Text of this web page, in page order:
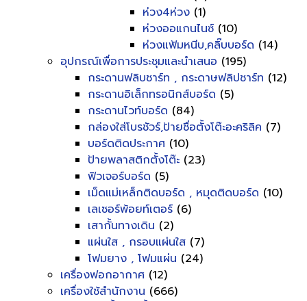
ห่วง4ห่วง (1)
ห่วงออแกนไนซ์ (10)
ห่วงแฟ้มหนีบ,คลิ๊บบอร์ด (14)
อุปกรณ์เพื่อการประชุมและนำเสนอ (195)
กระดานฟลิบชาร์ท , กระดาษฟลิปชาร์ท (12)
กระดานอิเล็กทรอนิกส์บอร์ด (5)
กระดานไวท์บอร์ด (84)
กล่องใส่โบรชัวร์,ป้ายชื่อตั้งโต๊ะอะคริลิค (7)
บอร์ดติดประกาศ (10)
ป้ายพลาสติกตั้งโต๊ะ (23)
ฟิวเจอร์บอร์ด (5)
เม็ดแม่เหล็กติดบอร์ด , หมุดติดบอร์ด (10)
เลเซอร์พ้อยท์เตอร์ (6)
เสากั้นทางเดิน (2)
แผ่นใส , กรอบแผ่นใส (7)
โฟมยาง , โฟมแผ่น (24)
เครื่องฟอกอากาศ (12)
เครื่องใช้สำนักงาน (666)